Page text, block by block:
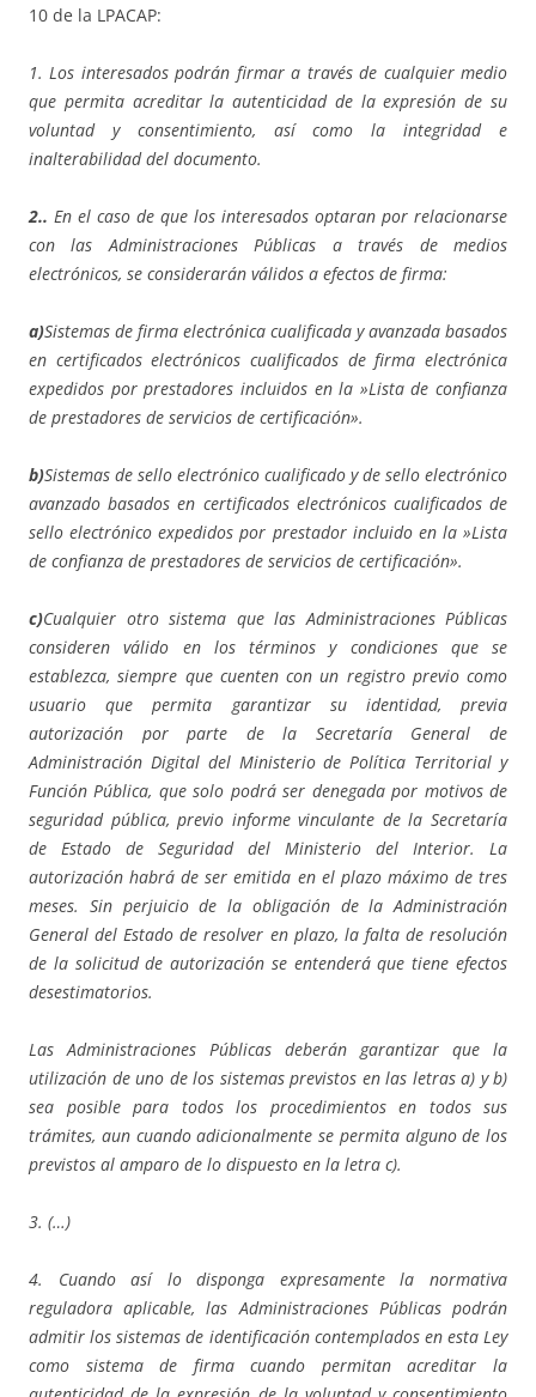
10 de la LPACAP:
1. Los interesados podrán firmar a través de cualquier medio
que permita acreditar la autenticidad de la expresión de su
voluntad y consentimiento, así como la integridad e
inalterabilidad del documento.
2.. En el caso de que los interesados optaran por relacionarse
con las Administraciones Públicas a través de medios
electrónicos, se considerarán válidos a efectos de firma:
a)Sistemas de firma electrónica cualificada y avanzada basados
en certificados electrónicos cualificados de firma electrónica
expedidos por prestadores incluidos en la »Lista de confianza
de prestadores de servicios de certificación».
b)Sistemas de sello electrónico cualificado y de sello electrónico
avanzado basados en certificados electrónicos cualificados de
sello electrónico expedidos por prestador incluido en la »Lista
de confianza de prestadores de servicios de certificación».
c)Cualquier otro sistema que las Administraciones Públicas
consideren válido en los términos y condiciones que se
establezca, siempre que cuenten con un registro previo como
usuario que permita garantizar su identidad, previa
autorización por parte de la Secretaría General de
Administración Digital del Ministerio de Política Territorial y
Función Pública, que solo podrá ser denegada por motivos de
seguridad pública, previo informe vinculante de la Secretaría
de Estado de Seguridad del Ministerio del Interior. La
autorización habrá de ser emitida en el plazo máximo de tres
meses. Sin perjuicio de la obligación de la Administración
General del Estado de resolver en plazo, la falta de resolución
de la solicitud de autorización se entenderá que tiene efectos
desestimatorios.
Las Administraciones Públicas deberán garantizar que la
utilización de uno de los sistemas previstos en las letras a) y b)
sea posible para todos los procedimientos en todos sus
trámites, aun cuando adicionalmente se permita alguno de los
previstos al amparo de lo dispuesto en la letra c).
3. (…)
4. Cuando así lo disponga expresamente la normativa
reguladora aplicable, las Administraciones Públicas podrán
admitir los sistemas de identificación contemplados en esta Ley
como sistema de firma cuando permitan acreditar la